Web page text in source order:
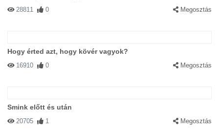
28811 0 Megosztás
Hogy érted azt, hogy kövér vagyok?
16910 0 Megosztás
Smink előtt és után
20705 1 Megosztás